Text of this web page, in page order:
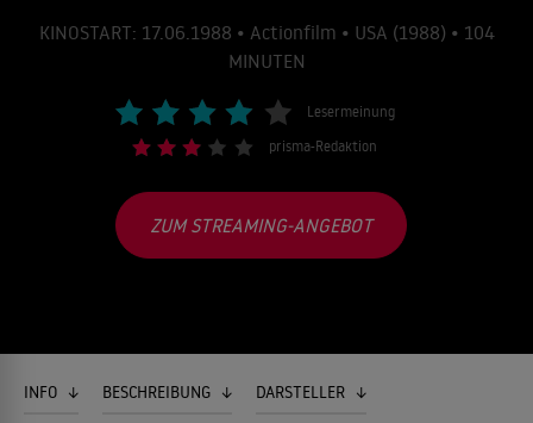
KINOSTART: 17.06.1988 • Actionfilm • USA (1988) • 104
MINUTEN
Lesermeinung
prisma-Redaktion
ZUM STREAMING-ANGEBOT
INFO BESCHREIBUNG DARSTELLER